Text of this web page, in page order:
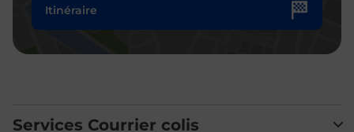
Itinéraire
Services Courrier colis